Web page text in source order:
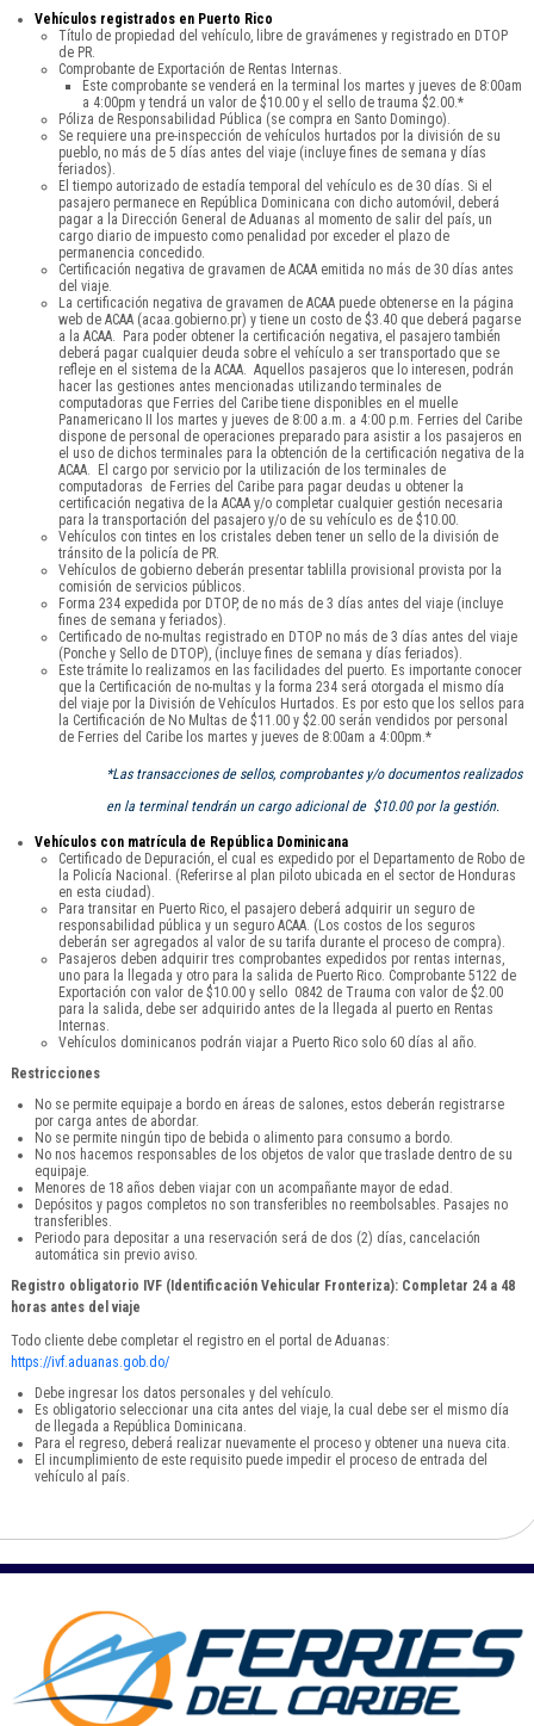
Vehículos registrados en Puerto Rico
Título de propiedad del vehículo, libre de gravámenes y registrado en DTOP
de PR.
Comprobante de Exportación de Rentas Internas.
Este comprobante se venderá en la terminal los martes y jueves de 8:00am
a 4:00pm y tendrá un valor de $10.00 y el sello de trauma $2.00.*
Póliza de Responsabilidad Pública (se compra en Santo Domingo).
Se requiere una pre-inspección de vehículos hurtados por la división de su
pueblo, no más de 5 días antes del viaje (incluye fines de semana y días
feriados).
El tiempo autorizado de estadía temporal del vehículo es de 30 días. Si el
pasajero permanece en República Dominicana con dicho automóvil, deberá
pagar a la Dirección General de Aduanas al momento de salir del país, un
cargo diario de impuesto como penalidad por exceder el plazo de
permanencia concedido.
Certificación negativa de gravamen de ACAA emitida no más de 30 días antes
del viaje.
La certificación negativa de gravamen de ACAA puede obtenerse en la página
web de ACAA (acaa.gobierno.pr) y tiene un costo de $3.40 que deberá pagarse
a la ACAA. Para poder obtener la certificación negativa, el pasajero también
deberá pagar cualquier deuda sobre el vehículo a ser transportado que se
refleje en el sistema de la ACAA. Aquellos pasajeros que lo interesen, podrán
hacer las gestiones antes mencionadas utilizando terminales de
computadoras que Ferries del Caribe tiene disponibles en el muelle
Panamericano II los martes y jueves de 8:00 a.m. a 4:00 p.m. Ferries del Caribe
dispone de personal de operaciones preparado para asistir a los pasajeros en
el uso de dichos terminales para la obtención de la certificación negativa de la
ACAA. El cargo por servicio por la utilización de los terminales de
computadoras de Ferries del Caribe para pagar deudas u obtener la
certificación negativa de la ACAA y/o completar cualquier gestión necesaria
para la transportación del pasajero y/o de su vehículo es de $10.00.
Vehículos con tintes en los cristales deben tener un sello de la división de
tránsito de la policía de PR.
Vehículos de gobierno deberán presentar tablilla provisional provista por la
comisión de servicios públicos.
Forma 234 expedida por DTOP, de no más de 3 días antes del viaje (incluye
fines de semana y feriados).
Certificado de no-multas registrado en DTOP no más de 3 días antes del viaje
(Ponche y Sello de DTOP), (incluye fines de semana y días feriados).
Este trámite lo realizamos en las facilidades del puerto. Es importante conocer
que la Certificación de no-multas y la forma 234 será otorgada el mismo día
del viaje por la División de Vehículos Hurtados. Es por esto que los sellos para
la Certificación de No Multas de $11.00 y $2.00 serán vendidos por personal
de Ferries del Caribe los martes y jueves de 8:00am a 4:00pm.*
*Las transacciones de sellos, comprobantes y/o documentos realizados
en la terminal tendrán un cargo adicional de $10.00 por la gestión.
Vehículos con matrícula de República Dominicana
Certificado de Depuración, el cual es expedido por el Departamento de Robo de
la Policía Nacional. (Referirse al plan piloto ubicada en el sector de Honduras
en esta ciudad).
Para transitar en Puerto Rico, el pasajero deberá adquirir un seguro de
responsabilidad pública y un seguro ACAA. (Los costos de los seguros
deberán ser agregados al valor de su tarifa durante el proceso de compra).
Pasajeros deben adquirir tres comprobantes expedidos por rentas internas,
uno para la llegada y otro para la salida de Puerto Rico. Comprobante 5122 de
Exportación con valor de $10.00 y sello 0842 de Trauma con valor de $2.00
para la salida, debe ser adquirido antes de la llegada al puerto en Rentas
Internas.
Vehículos dominicanos podrán viajar a Puerto Rico solo 60 días al año.
Restricciones
No se permite equipaje a bordo en áreas de salones, estos deberán registrarse
por carga antes de abordar.
No se permite ningún tipo de bebida o alimento para consumo a bordo.
No nos hacemos responsables de los objetos de valor que traslade dentro de su
equipaje.
Menores de 18 años deben viajar con un acompañante mayor de edad.
Depósitos y pagos completos no son transferibles no reembolsables. Pasajes no
transferibles.
Periodo para depositar a una reservación será de dos (2) días, cancelación
automática sin previo aviso.
Registro obligatorio IVF (Identificación Vehicular Fronteriza): Completar 24 a 48
horas antes del viaje
Todo cliente debe completar el registro en el portal de Aduanas:
https://ivf.aduanas.gob.do/
Debe ingresar los datos personales y del vehículo.
Es obligatorio seleccionar una cita antes del viaje, la cual debe ser el mismo día
de llegada a República Dominicana.
Para el regreso, deberá realizar nuevamente el proceso y obtener una nueva cita.
El incumplimiento de este requisito puede impedir el proceso de entrada del
vehículo al país.